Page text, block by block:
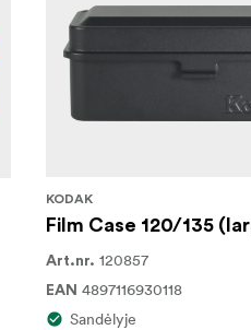
KODAK
Film Case 120/135
Art.nr. 120857
EAN 4897116930118
Sandėlyje